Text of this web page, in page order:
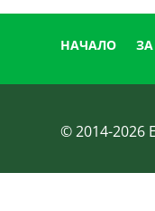
НАЧАЛО
© 2014-2026